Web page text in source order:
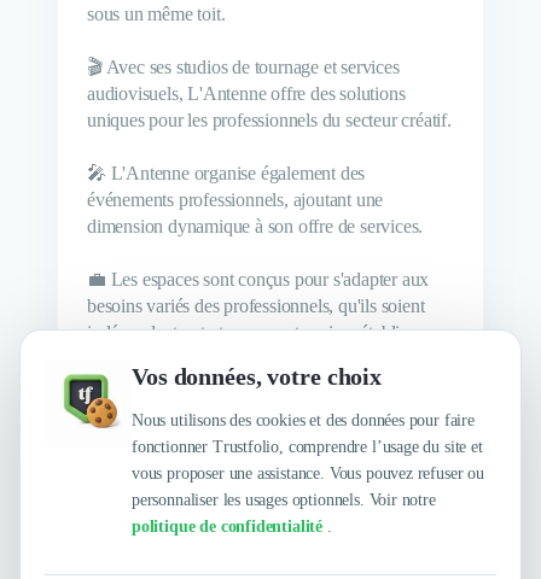
Vos données, votre choix
Nous utilisons des cookies et des données pour faire
fonctionner Trustfolio, comprendre l’usage du site et
vous proposer une assistance. Vous pouvez refuser ou
personnaliser les usages optionnels. Voir notre
politique de confidentialité .
sous un même toit.
🎬 Avec ses studios de tournage et services
audiovisuels, L'Antenne offre des solutions
uniques pour les professionnels du secteur créatif.
🎤 L'Antenne organise également des
événements professionnels, ajoutant une
dimension dynamique à son offre de services.
💼 Les espaces sont conçus pour s'adapter aux
besoins variés des professionnels, qu'ils soient
indépendants, startups ou entreprises établies.
🌟 L'Antenne mise sur une communauté
collaborative, favorisant les échanges et les
synergies entre ses membres.